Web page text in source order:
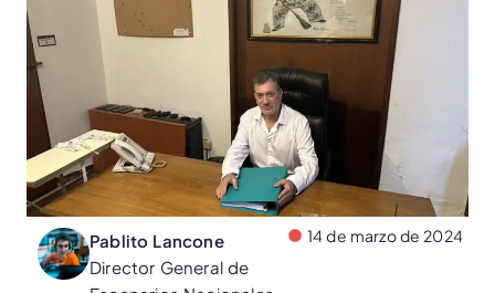
Pablito Lancone
Director General de
14 de marzo de 2024